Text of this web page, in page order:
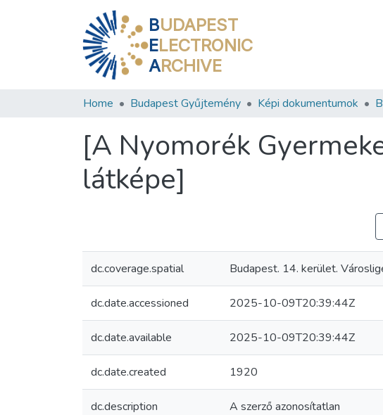
BUDAPEST
ELECTRONIC
ARCHIVE
Home Budapest Gyűjtemény Képi dokumentumok
[A Nyomorék
látképe]
dc.coverage.spatial Budapest. 14. kerület.
dc.date.accessioned 2025-10-09T20:39:44Z
dc.date.available 2025-10-09T20:39:44Z
dc.date.created 1920
dc.description A szerző azonosítatlan